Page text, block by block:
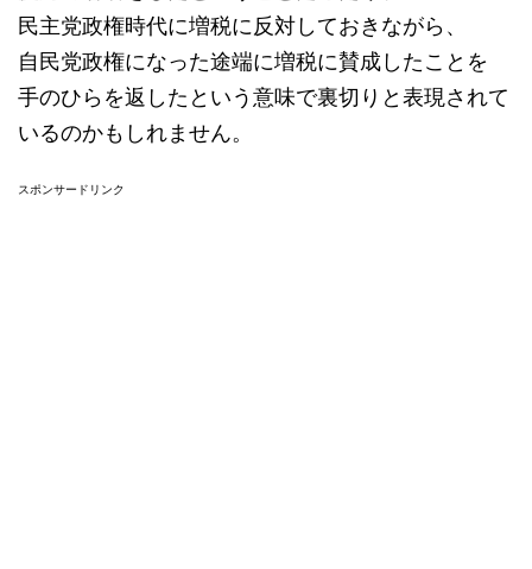
民主党政権時代に増税に反対しておきながら、
自民党政権になった途端に増税に賛成したことを
手のひらを返したという意味で裏切りと表現されて
いるのかもしれません。
スポンサードリンク